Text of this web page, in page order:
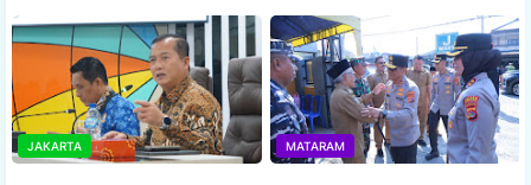
JAKARTA MATARAM